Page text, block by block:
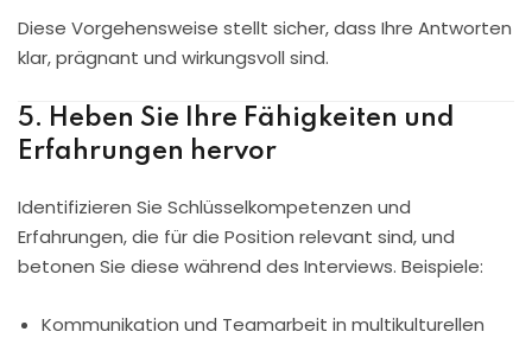
Diese Vorgehensweise stellt sicher, dass Ihre Antworten
klar, prägnant und wirkungsvoll sind.
5. Heben Sie Ihre Fähigkeiten und
Erfahrungen hervor
Identifizieren Sie Schlüsselkompetenzen und
Erfahrungen, die für die Position relevant sind, und
betonen Sie diese während des Interviews. Beispiele:
Kommunikation und Teamarbeit in multikulturellen